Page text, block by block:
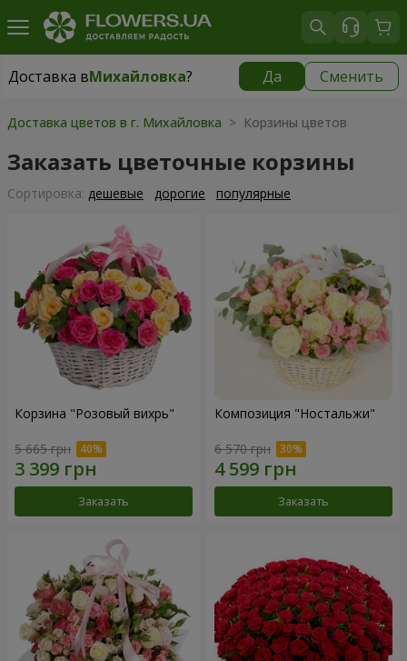
Доставка вМихайловка? Да Сменить
Доставка вМихайловка|
Доставка цветов в г. Михайловка > Корзины цветов
Заказать цветочные корзины
Cортировка: дешевые дорогие популярные
Корзина "Розовый вихрь"
5 665 грн
Заказать
Композиция "Ностальжи"
6 570 грн
Заказать